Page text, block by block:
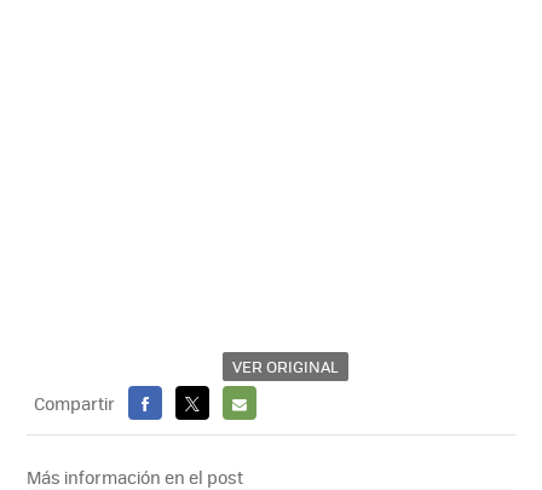
VER ORIGINAL
Compartir
FACEBOOK
X
E-
MAIL
Más información en el post